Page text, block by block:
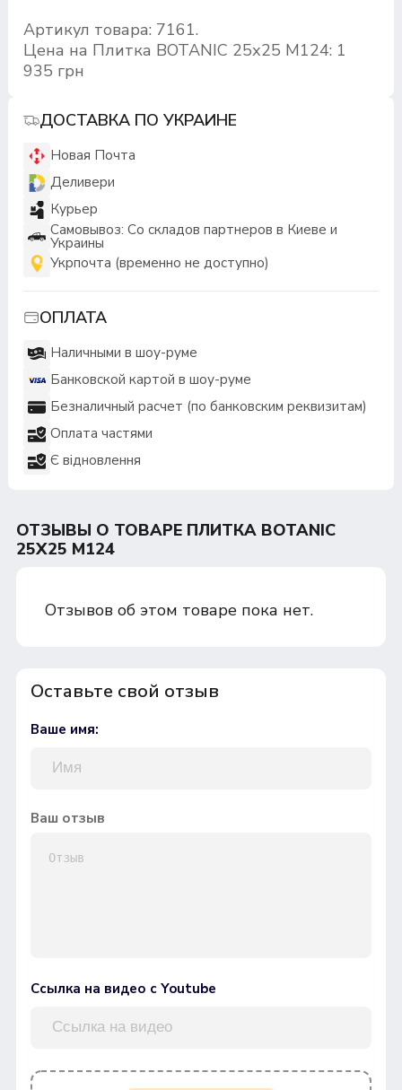
Артикул товара: 7161.
Цена на Плитка BOTANIC 25х25 M124: 1
935 грн
ДОСТАВКА ПО УКРАИНЕ
Новая Почта
Деливери
Курьер
Самовывоз: Со складов партнеров в Киеве и
Украины
Укрпочта (временно не доступно)
ОПЛАТА
Наличными в шоу-руме
Банковской картой в шоу-руме
Безналичный расчет (по банковским реквизитам)
Оплата частями
Є відновлення
ОТЗЫВЫ О ТОВАРЕ ПЛИТКА BOTANIC
25Х25 M124
Отзывов об этом товаре пока нет.
Оставьте свой отзыв
Ваше имя:
Ваш отзыв
Ссылка на видео с Youtube